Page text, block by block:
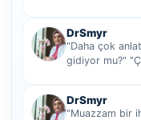
DrSmyr
"Daha çok
gidiyor mu?"
DrSmyr
"Muazzam bir